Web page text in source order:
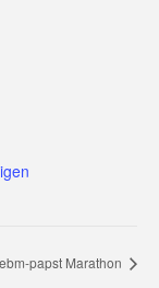
ebm-papst Marathon